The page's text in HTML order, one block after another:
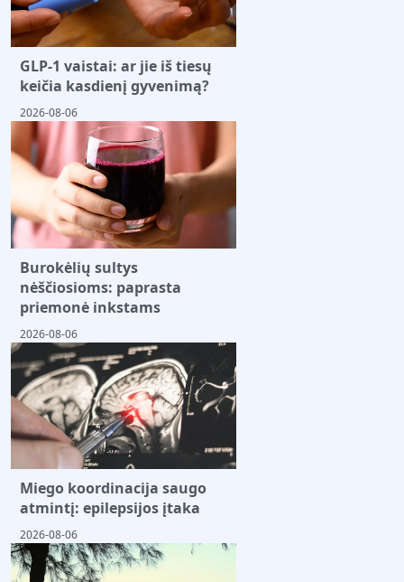
GLP-1 vaistai: ar jie iš tiesų
keičia kasdienį gyvenimą?
2026-08-06
Burokėlių sultys
nėščiosioms: paprasta
priemonė inkstams
2026-08-06
Miego koordinacija saugo
atmintį: epilepsijos įtaka
2026-08-06